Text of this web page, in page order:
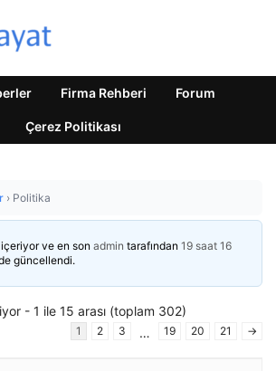
Firma Rehberi Forum
Çerez Politikası
› Politika
ve en son admin tarafından 19 saat 16
güncellendi.
- 1 ile 15 arası (toplam 302)
1 2 3 … 19 20 21 →